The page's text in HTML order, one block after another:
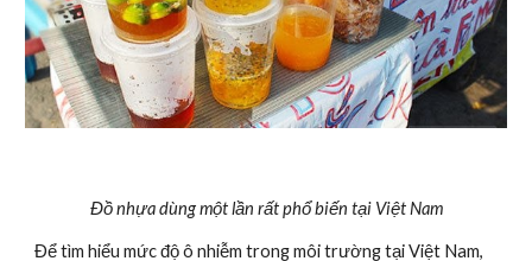
Đồ nhựa dùng một lần rất phổ biến tại Việt Nam
Để tìm hiểu mức độ ô nhiễm trong môi trường tại Việt Nam,